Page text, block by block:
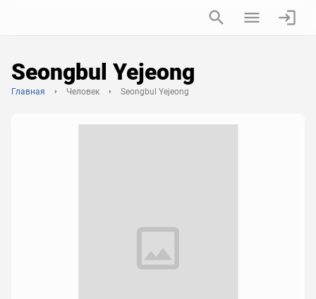
Seongbul Yejeong
Главная Человек Seongbul Yejeong